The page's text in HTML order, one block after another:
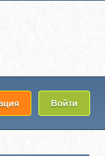
Войти